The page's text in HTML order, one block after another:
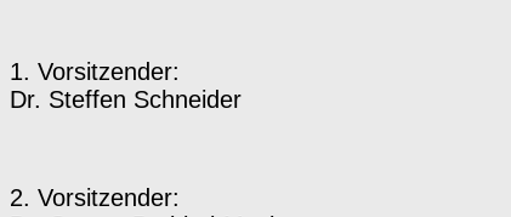
1. Vorsitzender:
Dr. Steffen Schneider
2. Vorsitzender: